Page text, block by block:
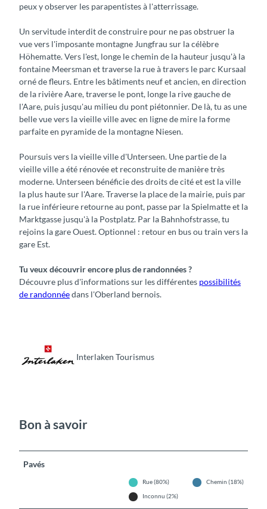
peux y observer les parapentistes à l'atterrissage.
Un servitude interdit de construire pour ne pas obstruer la
vue vers l'imposante montagne Jungfrau sur la célèbre
Höhematte. Vers l'est, longe le chemin de la hauteur jusqu'à la
fontaine Meersman et traverse la rue à travers le parc Kursaal
orné de fleurs. Entre les bâtiments neuf et ancien, en direction
de la rivière Aare, traverse le pont, longe la rive gauche de
l'Aare, puis jusqu'au milieu du pont piétonnier. De là, tu as une
belle vue vers la vieille ville avec en ligne de mire la forme
parfaite en pyramide de la montagne Niesen.
Poursuis vers la vieille ville d'Unterseen. Une partie de la
vieille ville a été rénovée et reconstruite de manière très
moderne. Unterseen bénéficie des droits de cité et est la ville
la plus haute sur l'Aare. Traverse la place de la mairie, puis par
la rue inférieure retourne au pont, passe par la Spielmatte et la
Marktgasse jusqu'à la Postplatz. Par la Bahnhofstrasse, tu
rejoins la gare Ouest. Optionnel : retour en bus ou train vers la
gare Est.
Tu veux découvrir encore plus de randonnées ?
Découvre plus d'informations sur les différentes possibilités
de randonnéedans l'Oberland bernois.
Interlaken Tourismus
Bon à savoir
Pavés
Rue (80%)
Chemin (18%)
Inconnu (2%)